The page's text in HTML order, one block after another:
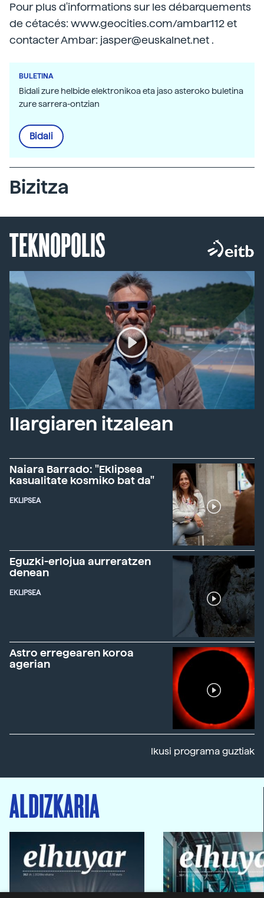
Pour plus d'informations sur les débarquements
de cétacés: www.geocities.com/ambar112 et
contacter Ambar: jasper@euskalnet.net .
BULETINA
Bidali zure helbide elektronikoa eta jaso asteroko buletina
zure sarrera-ontzian
Bidali
Bizitza
TEKNOPOLIS
Ilargiaren itzalean
Naiara Barrado: "Eklipsea
kasualitate kosmiko bat da"
EKLIPSEA
Eguzki-erlojua aurreratzen
denean
EKLIPSEA
Astro erregearen koroa
agerian
Ikusi programa guztiak
ALDIZKARIA